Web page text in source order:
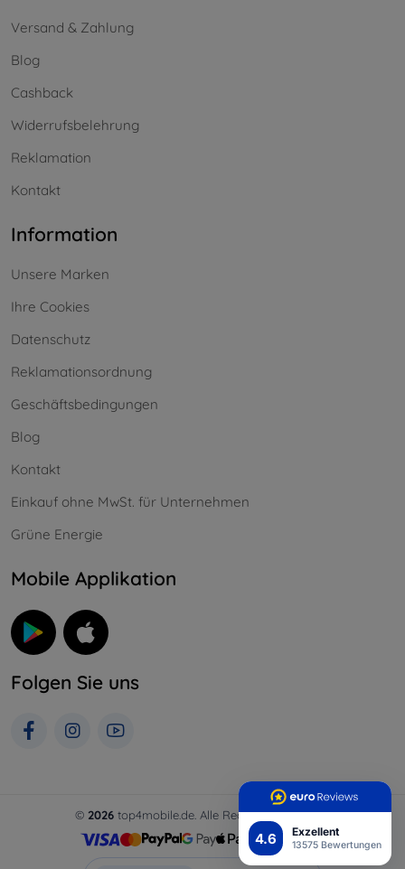
4.6 Exzellent
13575 Bewertungen
Versand & Zahlung
Blog
Cashback
Widerrufsbelehrung
Reklamation
Kontakt
Information
Unsere Marken
Ihre Cookies
Datenschutz
Reklamationsordnung
Geschäftsbedingungen
Blog
Kontakt
Einkauf ohne MwSt. für Unternehmen
Grüne Energie
Mobile Applikation
Folgen Sie uns
© 2026 top4mobile.de. Alle Rechte vorbehalten.